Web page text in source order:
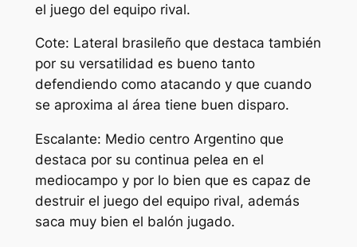
el juego del equipo rival.
Cote: Lateral brasileño que destaca también
por su versatilidad es bueno tanto
defendiendo como atacando y que cuando
se aproxima al área tiene buen disparo.
Escalante: Medio centro Argentino que
destaca por su continua pelea en el
mediocampo y por lo bien que es capaz de
destruir el juego del equipo rival, además
saca muy bien el balón jugado.